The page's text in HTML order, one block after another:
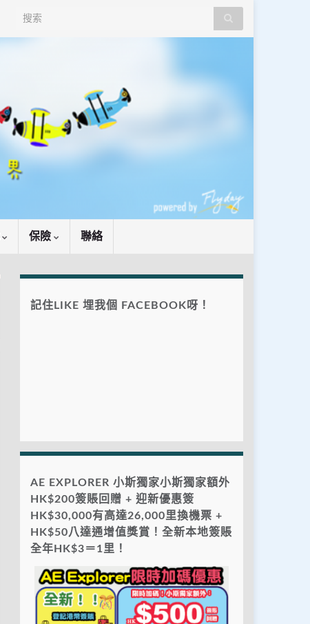
Search for:
保險 聯絡
記住LIKE 埋我個 FACEBOOK呀！
AE EXPLORER 小斯獨家小斯獨家額外
HK$200簽賬回贈 + 迎新優惠簽
HK$30,000有高達26,000里換機票 +
HK$50八達通增值獎賞！全新本地簽賬
全年HK$3＝1里！